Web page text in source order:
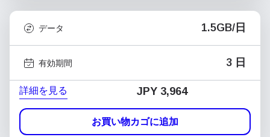
データ 1.5GB/日
有効期間 3 日
詳細を見る JPY 3,964
お買い物カゴに追加